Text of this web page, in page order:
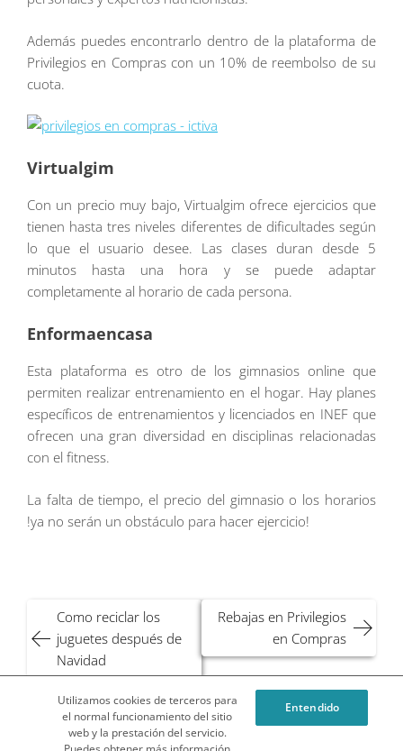
Además puedes encontrarlo dentro de la plataforma de
Privilegios en Compras con un 10% de reembolso de su
cuota.
Virtualgim
Con un precio muy bajo, Virtualgim ofrece ejercicios que
tienen hasta tres niveles diferentes de dificultades según
lo que el usuario desee. Las clases duran desde 5
minutos hasta una hora y se puede adaptar
completamente al horario de cada persona.
Enformaencasa
Esta plataforma es otro de los gimnasios online que
permiten realizar entrenamiento en el hogar. Hay planes
específicos de entrenamientos y licenciados en INEF que
ofrecen una gran diversidad en disciplinas relacionadas
con el fitness.
La falta de tiempo, el precio del gimnasio o los horarios
!ya no serán un obstáculo para hacer ejercicio!
Navegación
de
entradas
Como reciclar los
juguetes después de
Navidad
Rebajas en Privilegios
en Compras
¿Qué es Privilegios en Compras o Privicompras?
Condiciones Generales del Blog
Utilizamos cookies de terceros para
el normal funcionamiento del sitio
web y la prestación del servicio.
Entendido